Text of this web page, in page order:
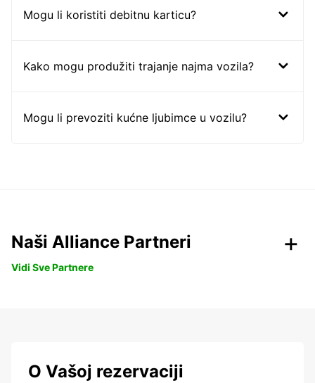
Mogu li koristiti debitnu karticu?
Kako mogu produžiti trajanje najma vozila?
Mogu li prevoziti kućne ljubimce u vozilu?
Naši Alliance Partneri
Vidi Sve Partnere
O Vašoj rezervaciji